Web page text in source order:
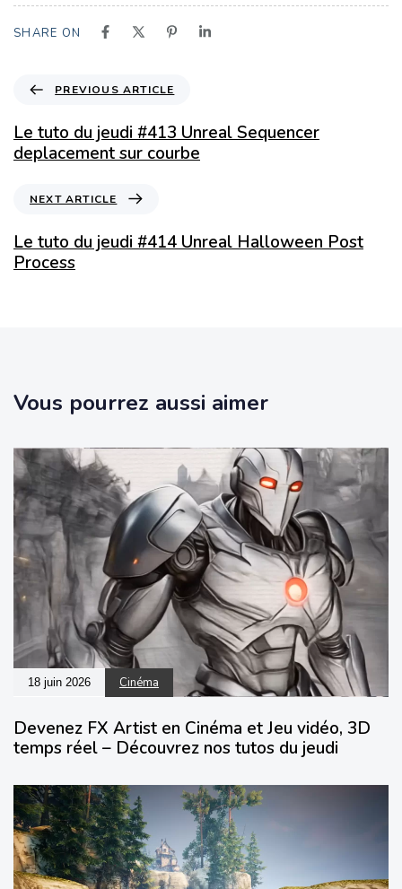
SHARE ON
PREVIOUS ARTICLE
Le tuto du jeudi #413 Unreal Sequencer
deplacement sur courbe
NEXT ARTICLE
Le tuto du jeudi #414 Unreal Halloween Post
Process
Vous pourrez aussi aimer
18 juin 2026 Cinéma
Devenez FX Artist en Cinéma et Jeu vidéo, 3D
temps réel – Découvrez nos tutos du jeudi